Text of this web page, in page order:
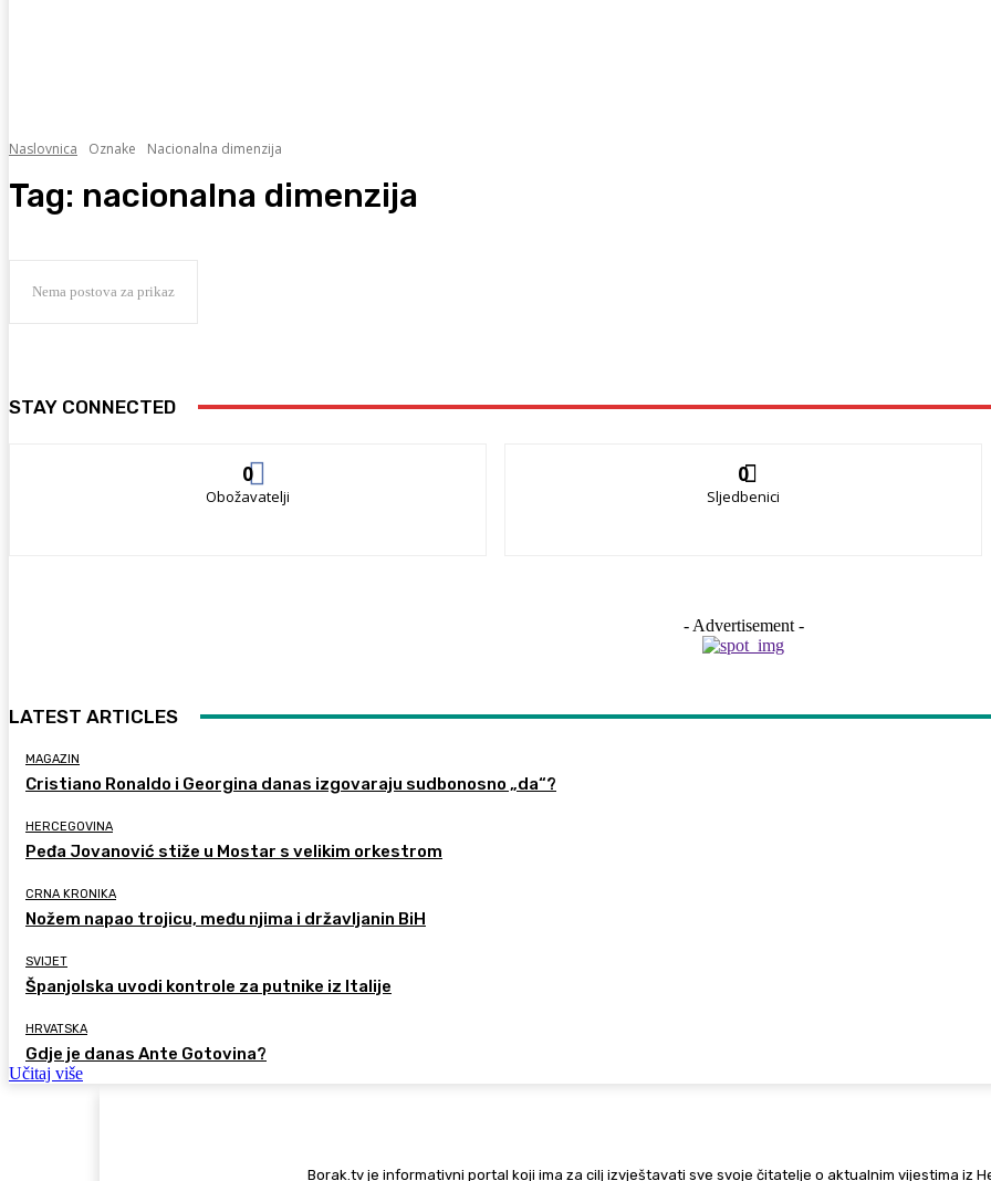
Naslovnica Oznake Nacionalna dimenzija
Tag: nacionalna dimenzija
Nema postova za prikaz
STAY CONNECTED
0
Obožavatelji
0
Sljedbenici
- Advertisement -
LATEST ARTICLES
MAGAZIN
Cristiano Ronaldo i Georgina danas izgovaraju sudbonosno „da“?
HERCEGOVINA
Peđa Jovanović stiže u Mostar s velikim orkestrom
CRNA KRONIKA
Nožem napao trojicu, među njima i državljanin BiH
SVIJET
Španjolska uvodi kontrole za putnike iz Italije
HRVATSKA
Gdje je danas Ante Gotovina?
Učitaj više
Borak.tv je informativni portal koji ima za cilj izvještavati sve svoje čitatelje o aktualnim vijestima iz